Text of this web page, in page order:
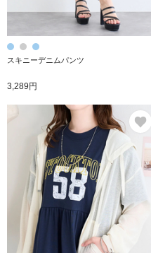
スキニーデニムパンツ
3,289円